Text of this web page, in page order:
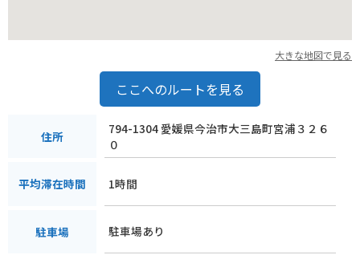
大きな地図で見る
ここへのルートを見る
住所
794-1304 愛媛県今治市大三島町宮浦３２６
０
平均滞在時間 1時間
駐車場 駐車場あり